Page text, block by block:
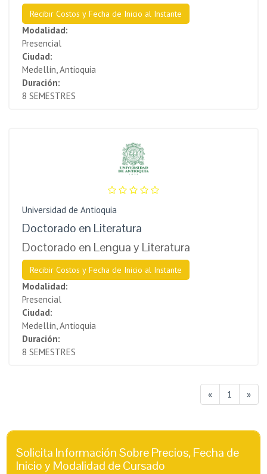
Recibir Costos y Fecha de Inicio al Instante
Modalidad:
Presencial
Ciudad:
Medellín, Antioquia
Duración:
8 SEMESTRES
Universidad de Antioquia
Doctorado en Literatura
Doctorado en Lengua y Literatura
Recibir Costos y Fecha de Inicio al Instante
Modalidad:
Presencial
Ciudad:
Medellín, Antioquia
Duración:
8 SEMESTRES
« 1 »
Solicita Información Sobre Precios, Fecha de
Inicio y Modalidad de Cursado